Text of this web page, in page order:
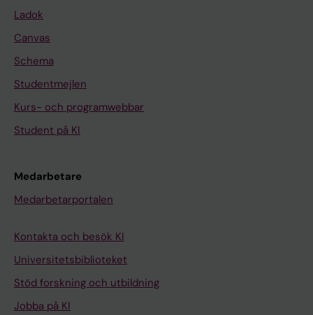
Ladok
Canvas
Schema
Studentmejlen
Kurs- och programwebbar
Student på KI
Medarbetare
Medarbetarportalen
Kontakta och besök KI
Universitetsbiblioteket
Stöd forskning och utbildning
Jobba på KI